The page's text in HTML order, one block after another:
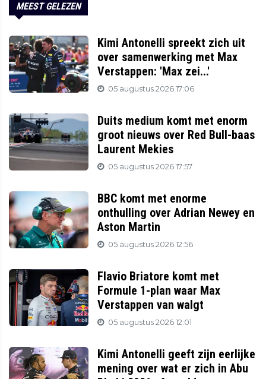
MEEST GELEZEN
Kimi Antonelli spreekt zich uit
over samenwerking met Max
Verstappen: 'Max zei...'
05 augustus 2026 17:06
Duits medium komt met enorm
groot nieuws over Red Bull-baas
Laurent Mekies
05 augustus 2026 17:57
BBC komt met enorme
onthulling over Adrian Newey en
Aston Martin
05 augustus 2026 12:56
Flavio Briatore komt met
Formule 1-plan waar Max
Verstappen van walgt
05 augustus 2026 12:01
Kimi Antonelli geeft zijn eerlijke
mening over wat er zich in Abu